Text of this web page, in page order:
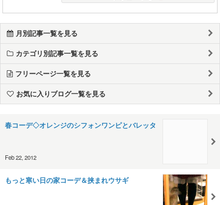
月別記事一覧を見る
カテゴリ別記事一覧を見る
フリーページ一覧を見る
お気に入りブログ一覧を見る
春コーデ◇オレンジのシフォンワンピとバレッタ
Feb 22, 2012
もっと寒い日の家コーデ＆挟まれウサギ